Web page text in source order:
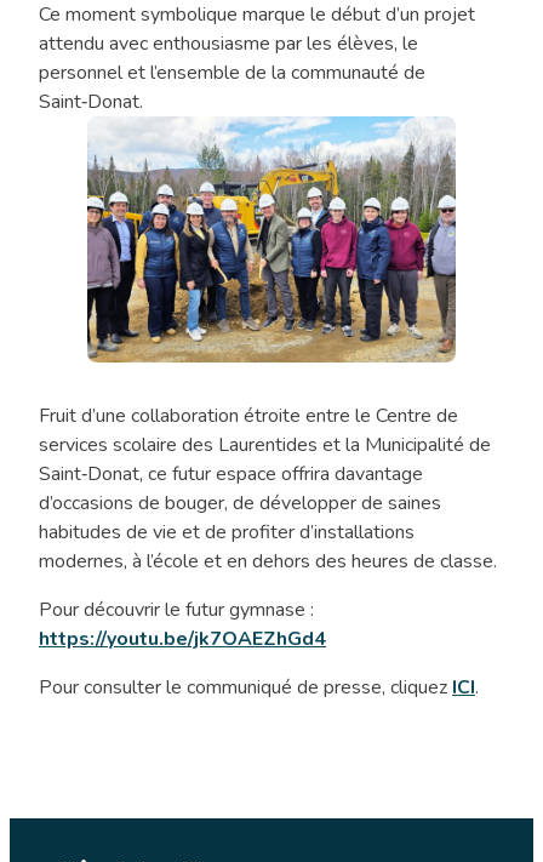
Ce moment symbolique marque le début d’un projet
attendu avec enthousiasme par les élèves, le
personnel et l’ensemble de la communauté de
Saint‑Donat.
«Tout
l’monde
en
jase»
Fruit d’une collaboration étroite entre le Centre de
services scolaire des Laurentides et la Municipalité de
Saint‑Donat, ce futur espace offrira davantage
d’occasions de bouger, de développer de saines
habitudes de vie et de profiter d’installations
modernes, à l’école et en dehors des heures de classe.
Pour découvrir le futur gymnase :
https://youtu.be/jk7OAEZhGd4
Pour consulter le communiqué de presse, cliquez ICI.